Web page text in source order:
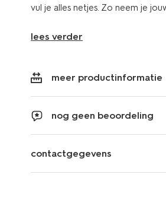
vul je alles netjes. Zo neem je
lees verder
meer productinformatie
nog geen beoordeling
contactgegevens